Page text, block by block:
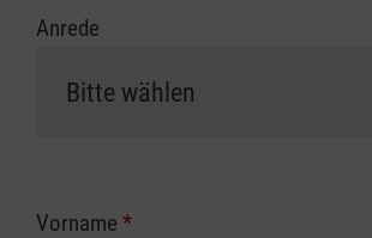
Anrede
Vorname *